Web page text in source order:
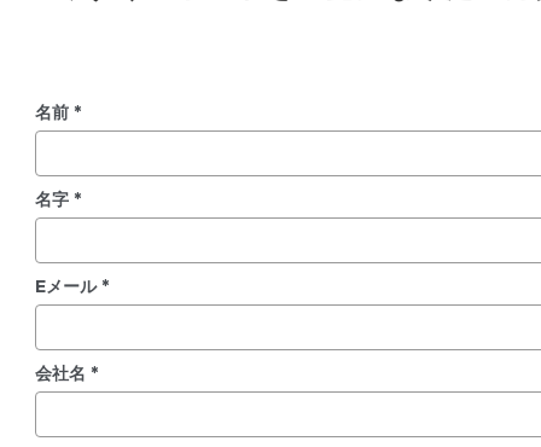
名前 *
名字 *
Eメール *
会社名 *